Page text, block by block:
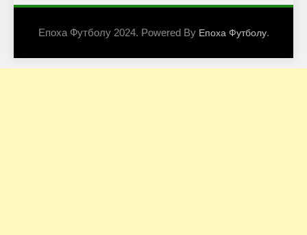
Епоха Футболу 2024. Powered By Епоха Футболу.